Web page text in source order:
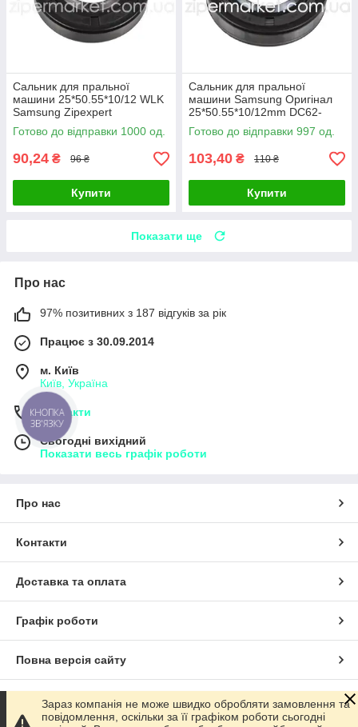
Сальник для пральної
машини 25*50.55*10/12 WLK
Samsung Zipexpert
Готово до відправки 1000 од.
90,24 ₴ 96 ₴
Купити
Сальник для пральної
машини Samsung Оригінал
25*50.55*10/12mm DC62-
00007Aсо мастилом
Zipexpert
Готово до відправки 997 од.
103,40 ₴ 110 ₴
Купити
Показати ще
Про нас
97% позитивних з 187 відгуків за рік
Працює з 30.09.2014
м. Київ
Київ, Україна
Контакти
Сьогодні вихідний
Показати весь графік роботи
Про нас
Контакти
Доставка та оплата
Графік роботи
Повна версія сайту
Сайт створено на маркетплейсі Prom.ua
Зараз компанія не може швидко обробляти замовлення та
повідомлення, оскільки за її графіком роботи сьогодні
КНОПКА
ЗВ'ЯЗКУ